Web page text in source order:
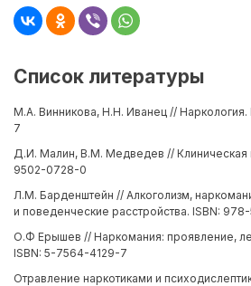
Список литературы
М.А. Винникова, Н.Н. Иванец //
7
Д.И. Малин, В.М. Медведев // Клиническая
9502-0728-0
Л.М. Барденштейн // Алкоголизм,
и поведенческие расстройства. ISBN:
О.Ф Ерышев // Наркомания: проявление,
ISBN: 5-7564-4129-7
Отравление наркотиками и